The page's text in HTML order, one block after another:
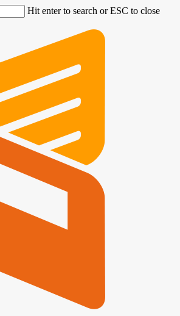
Hit enter to search or ESC to close